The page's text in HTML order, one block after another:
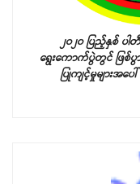
၂၀၂၀ ပြည့်နှစ်
ရွေးကောက်ပွဲတွင် ဖြစ်
ပြုကျင့်မှုများအပ